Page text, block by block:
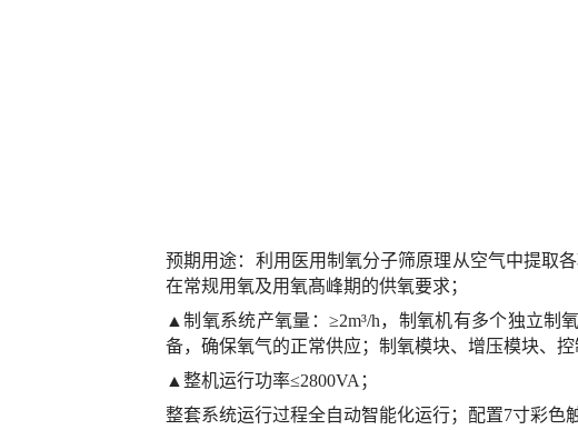
预期用途：利用医用制氧分子筛原理从空气中提取
在常规用氧及用氧髙峰期的供氧要求；
▲制氧系统产氧量：≥2m³/h，制氧机有多个独立制
备，确保氧气的正常供应；制氧模块、增压模块、
▲整机运行功率≤2800VA；
整套系统运行过程全自动智能化运行；配置7寸彩色